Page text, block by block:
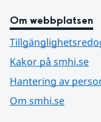
Om webbplatsen
Kakor på smhi.se
Hantering av
Om smhi.se